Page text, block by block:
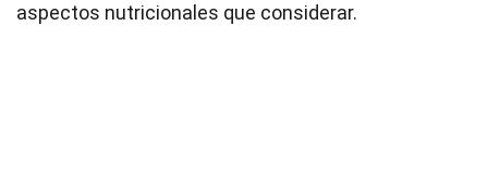
aspectos nutricionales que considerar.